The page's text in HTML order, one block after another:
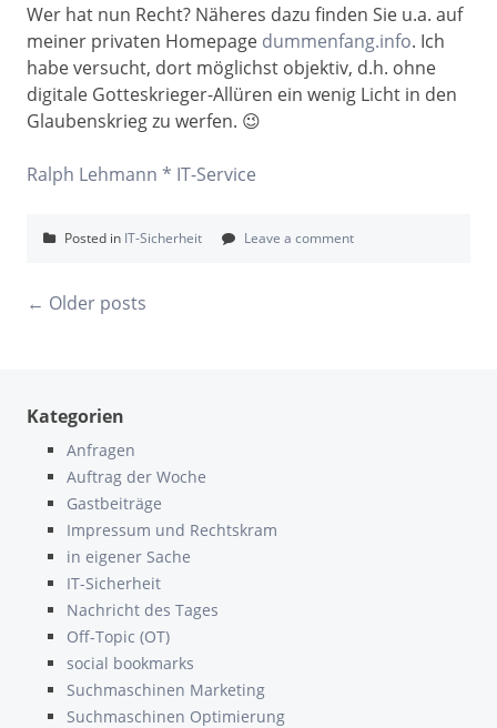
Wer hat nun Recht? Näheres dazu finden Sie u.a. auf
meiner privaten Homepage dummenfang.info. Ich
habe versucht, dort möglichst objektiv, d.h. ohne
digitale Gotteskrieger-Allüren ein wenig Licht in den
Glaubenskrieg zu werfen. 😉
Ralph Lehmann * IT-Service
Posted in IT-Sicherheit Leave a comment
Posts
← Older posts
Kategorien
Anfragen
Auftrag der Woche
Gastbeiträge
Impressum und Rechtskram
in eigener Sache
IT-Sicherheit
Nachricht des Tages
Off-Topic (OT)
social bookmarks
Suchmaschinen Marketing
Suchmaschinen Optimierung